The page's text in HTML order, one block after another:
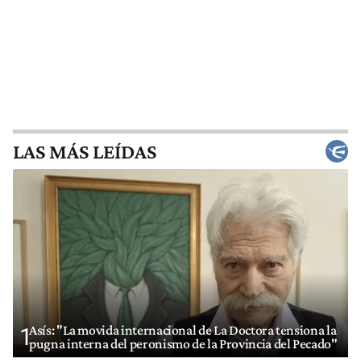
LAS MÁS LEÍDAS
1Asís: "La movida internacional de La Doctora tensiona la
pugna interna del peronismo de la Provincia del Pecado"